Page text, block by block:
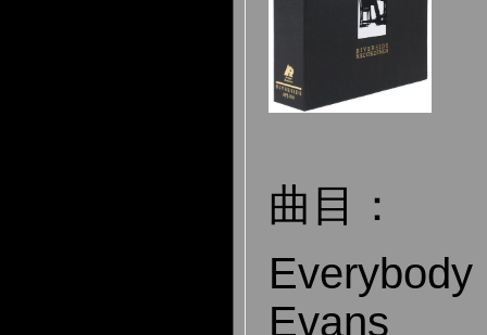
曲目：
Evans